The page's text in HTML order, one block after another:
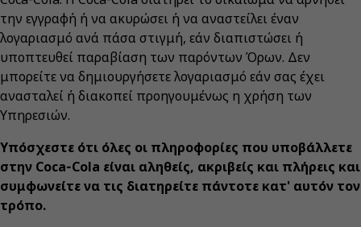
την εγγραφή ή να ακυρώσει ή να αναστείλει έναν
λογαριασμό ανά πάσα στιγμή, εάν διαπιστώσει ή
υποπτευθεί παραβίαση των παρόντων Όρων. Δεν
μπορείτε να δημιουργήσετε λογαριασμό εάν σας έχει
ανασταλεί ή διακοπεί προηγουμένως η χρήση των
Υπηρεσιών.
Υπόσχεστε ότι όλες οι πληροφορίες που υποβάλλετε
στην Coca‑Cola είναι αληθείς, ακριβείς και πλήρεις και
συμφωνείτε να τις διατηρείτε πάντοτε κατ' αυτόν τον
τρόπο.